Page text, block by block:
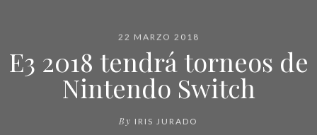
22 MARZO 2018
E3 2018 tendrá torneos de
Nintendo Switch
By IRIS JURADO